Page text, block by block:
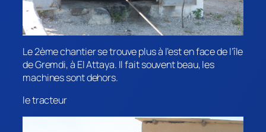
Le 2ème chantier se trouve plus à l’est en face de l’île
de Gremdi, à El Attaya. Il fait souvent beau, les
machines sont dehors.
le tracteur